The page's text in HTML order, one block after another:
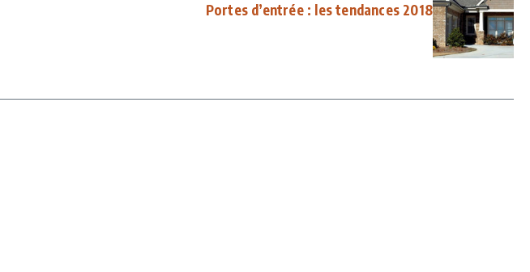
Portes d’entrée : les tendances 2018